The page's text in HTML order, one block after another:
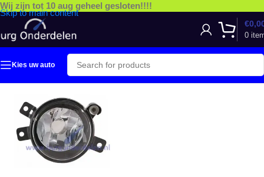
Skip to main content
Wij zijn tot 10 aug geheel gesloten!!!!
0
€
Kies uw auto